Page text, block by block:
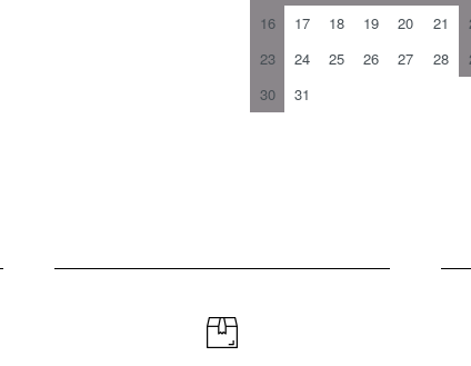
16
17 18 19 20 21
23
24 25 26 27 28
30
31